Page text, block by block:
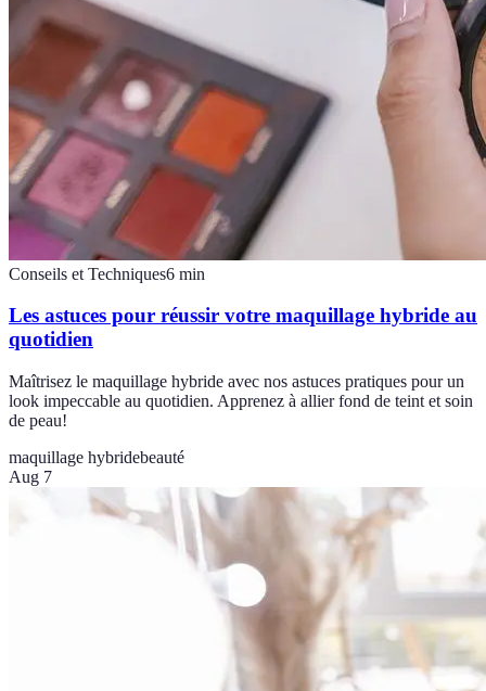
Conseils et Techniques6 min
Les astuces pour réussir votre maquillage hybride au
quotidien
Maîtrisez le maquillage hybride avec nos astuces pratiques pour un
look impeccable au quotidien. Apprenez à allier fond de teint et soin
de peau!
maquillage hybridebeauté
Aug 7